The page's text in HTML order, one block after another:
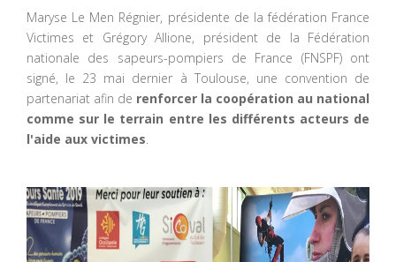
Maryse Le Men Régnier, présidente de la fédération France
Victimes et Grégory Allione, président de la Fédération
nationale des sapeurs-pompiers de France (FNSPF) ont
signé, le 23 mai dernier à Toulouse, une convention de
partenariat afin de renforcer la coopération au national
comme sur le terrain entre les différents acteurs de
l'aide aux victimes.